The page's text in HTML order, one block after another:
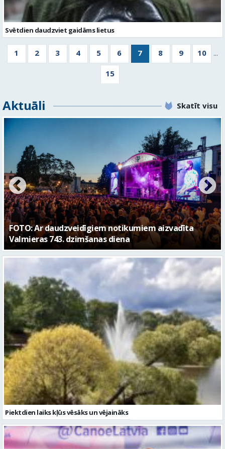
Svētdien daudzviet gaidāms lietus
1 2 3 4 5 6 7 8 9 10 ...
15
Aktuāli Skatīt visu
FOTO: Valmieras pilsētas svētku gājiens 2026
Piektdien laiks kļūs vēsāks un vējaināks